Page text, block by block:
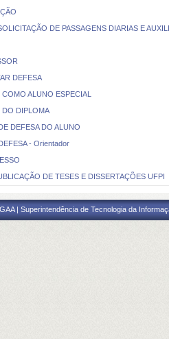
DE PASSAGENS DIARIAS E
DEFESA
ALUNO ESPECIAL
DO DIPLOMA
DEFESA DO ALUNO
- Orientador
DE TESES E DISSERTAÇÕES UFPI
| Superintendência de Tecnologia da